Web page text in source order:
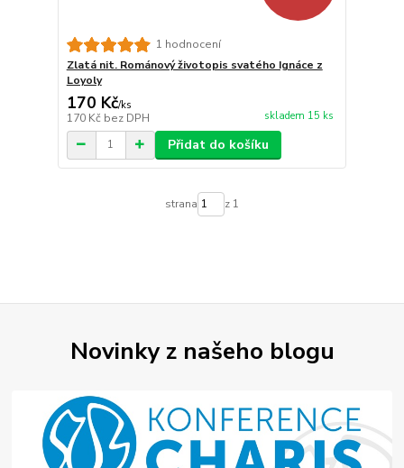
1 hodnocení
Zlatá nit. Románový životopis svatého Ignáce z
Loyoly
170 Kč/ks
170 Kč bez DPH skladem 15 ks
Přidat do košíku
strana z 1
Novinky z našeho blogu